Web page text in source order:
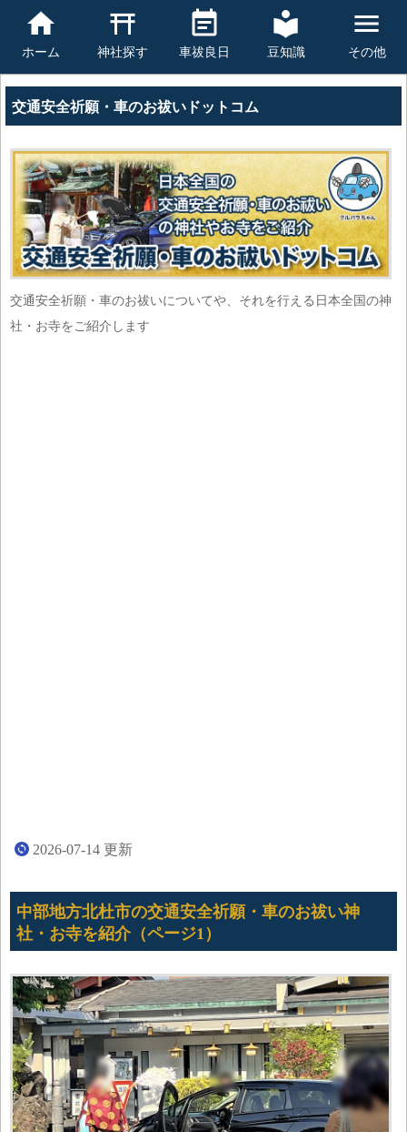
ホーム 神社探す 車祓良日 豆知識 その他
交通安全祈願・車のお祓いドットコム
交通安全祈願・車のお祓いについてや、それを行える日本全国の神
社・お寺をご紹介します
2026-07-14 更新
中部地方北杜市の交通安全祈願・車のお祓い神
社・お寺を紹介（ページ1）